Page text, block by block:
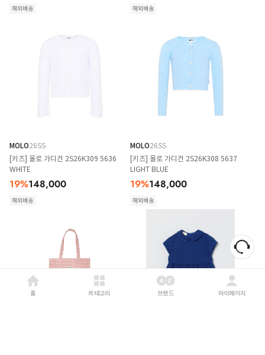
해외배송 해외배송
MOLO26SS
[키즈] 몰로 가디건 2S26K309 5636
WHITE
19%148,000
해외배송
MOLO26SS
[키즈] 몰로 가디건 2S26K308 5637
LIGHT BLUE
19%148,000
해외배송
홈 카테고리 브랜드 마이페이지